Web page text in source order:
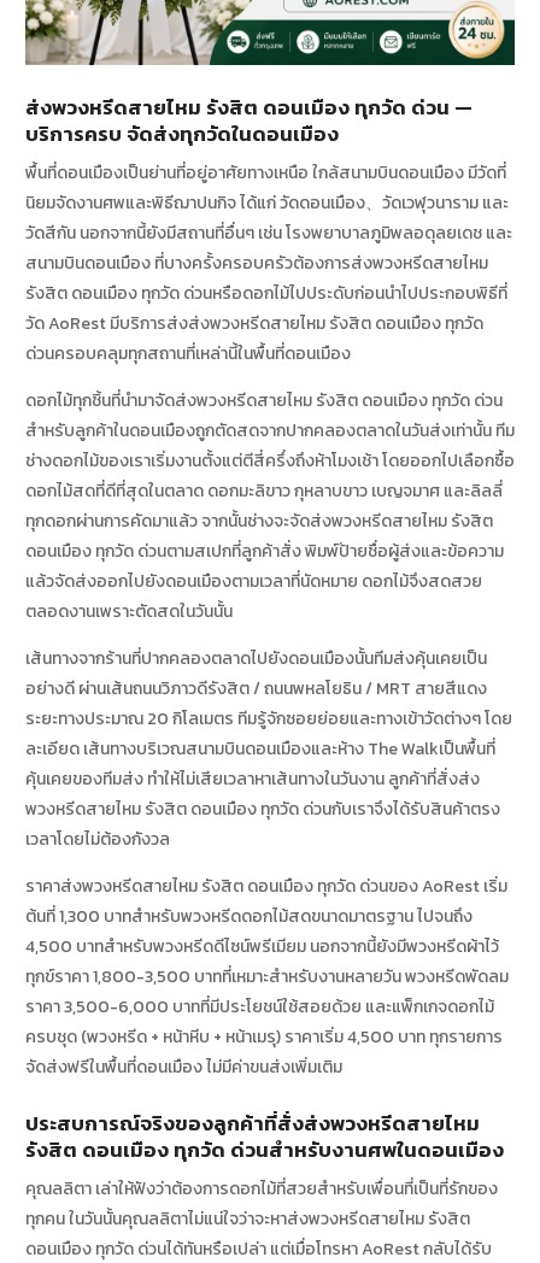
ส่งพวงหรีดสายไหม รังสิต ดอนเมือง ทุกวัด ด่วน —
บริการครบ จัดส่งทุกวัดในดอนเมือง
พื้นที่ดอนเมืองเป็นย่านที่อยู่อาศัยทางเหนือ ใกล้สนามบินดอนเมือง มีวัดที่
นิยมจัดงานศพและพิธีฌาปนกิจ ได้แก่ วัดดอนเมือง、วัดเวฬุวนาราม และ
วัดสีกัน นอกจากนี้ยังมีสถานที่อื่นๆ เช่น โรงพยาบาลภูมิพลอดุลยเดช และ
สนามบินดอนเมือง ที่บางครั้งครอบครัวต้องการส่งพวงหรีดสายไหม
รังสิต ดอนเมือง ทุกวัด ด่วนหรือดอกไม้ไปประดับก่อนนำไปประกอบพิธีที่
วัด AoRest มีบริการส่งส่งพวงหรีดสายไหม รังสิต ดอนเมือง ทุกวัด
ด่วนครอบคลุมทุกสถานที่เหล่านี้ในพื้นที่ดอนเมือง
ดอกไม้ทุกชิ้นที่นำมาจัดส่งพวงหรีดสายไหม รังสิต ดอนเมือง ทุกวัด ด่วน
สำหรับลูกค้าในดอนเมืองถูกตัดสดจากปากคลองตลาดในวันส่งเท่านั้น ทีม
ช่างดอกไม้ของเราเริ่มงานตั้งแต่ตีสี่ครึ่งถึงห้าโมงเช้า โดยออกไปเลือกซื้อ
ดอกไม้สดที่ดีที่สุดในตลาด ดอกมะลิขาว กุหลาบขาว เบญจมาศ และลิลลี่
ทุกดอกผ่านการคัดมาแล้ว จากนั้นช่างจะจัดส่งพวงหรีดสายไหม รังสิต
ดอนเมือง ทุกวัด ด่วนตามสเปกที่ลูกค้าสั่ง พิมพ์ป้ายชื่อผู้ส่งและข้อความ
แล้วจัดส่งออกไปยังดอนเมืองตามเวลาที่นัดหมาย ดอกไม้จึงสดสวย
ตลอดงานเพราะตัดสดในวันนั้น
เส้นทางจากร้านที่ปากคลองตลาดไปยังดอนเมืองนั้นทีมส่งคุ้นเคยเป็น
อย่างดี ผ่านเส้นถนนวิภาวดีรังสิต / ถนนพหลโยธิน / MRT สายสีแดง
ระยะทางประมาณ 20 กิโลเมตร ทีมรู้จักซอยย่อยและทางเข้าวัดต่างๆ โดย
ละเอียด เส้นทางบริเวณสนามบินดอนเมืองและห้าง The Walkเป็นพื้นที่
คุ้นเคยของทีมส่ง ทำให้ไม่เสียเวลาหาเส้นทางในวันงาน ลูกค้าที่สั่งส่ง
พวงหรีดสายไหม รังสิต ดอนเมือง ทุกวัด ด่วนกับเราจึงได้รับสินค้าตรง
เวลาโดยไม่ต้องกังวล
ราคาส่งพวงหรีดสายไหม รังสิต ดอนเมือง ทุกวัด ด่วนของ AoRest เริ่ม
ต้นที่ 1,300 บาทสำหรับพวงหรีดดอกไม้สดขนาดมาตรฐาน ไปจนถึง
4,500 บาทสำหรับพวงหรีดดีไซน์พรีเมียม นอกจากนี้ยังมีพวงหรีดผ้าไว้
ทุกข์ราคา 1,800-3,500 บาทที่เหมาะสำหรับงานหลายวัน พวงหรีดพัดลม
ราคา 3,500-6,000 บาทที่มีประโยชน์ใช้สอยด้วย และแพ็กเกจดอกไม้
ครบชุด (พวงหรีด + หน้าหีบ + หน้าเมรุ) ราคาเริ่ม 4,500 บาท ทุกรายการ
จัดส่งฟรีในพื้นที่ดอนเมือง ไม่มีค่าขนส่งเพิ่มเติม
ประสบการณ์จริงของลูกค้าที่สั่งส่งพวงหรีดสายไหม
รังสิต ดอนเมือง ทุกวัด ด่วนสำหรับงานศพในดอนเมือง
คุณลลิตา เล่าให้ฟังว่าต้องการดอกไม้ที่สวยสำหรับเพื่อนที่เป็นที่รักของ
ทุกคน ในวันนั้นคุณลลิตาไม่แน่ใจว่าจะหาส่งพวงหรีดสายไหม รังสิต
ดอนเมือง ทุกวัด ด่วนได้ทันหรือเปล่า แต่เมื่อโทรหา AoRest กลับได้รับ